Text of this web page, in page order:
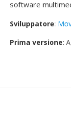
software
Sviluppatore:
Prima versione: